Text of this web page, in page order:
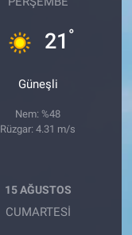
21 °
Güneşli
Nem: %48
Rüzgar: 4.31 m/s
15 AĞUSTOS
CUMARTESI